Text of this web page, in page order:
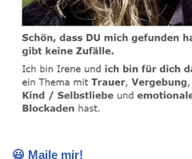
😃 Maile mir!